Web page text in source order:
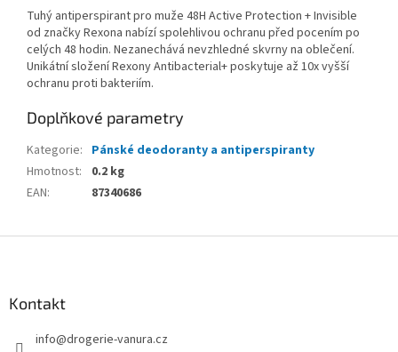
Tuhý antiperspirant pro muže 48H Active Protection + Invisible
od značky Rexona nabízí spolehlivou ochranu před pocením po
celých 48 hodin. Nezanechává nevzhledné skvrny na oblečení.
Unikátní složení Rexony Antibacterial+ poskytuje až 10x vyšší
ochranu proti bakteriím.
Doplňkové parametry
Kategorie: Pánské deodoranty a antiperspiranty
Hmotnost:
0.2 kg
EAN: 87340686
Kontakt
info@drogerie-vanura.cz